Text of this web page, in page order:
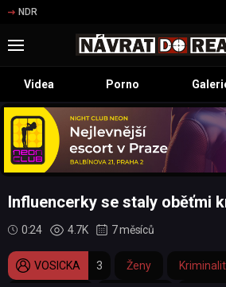
NDR
Videa Porno
Influencerky se staly oběťmi
0:24 4.7K 7 měsíců
VOSICKA 3 Ženy